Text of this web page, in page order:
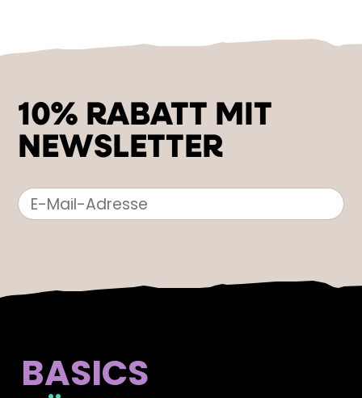
10% RABATT MIT
NEWSLETTER
BASICS